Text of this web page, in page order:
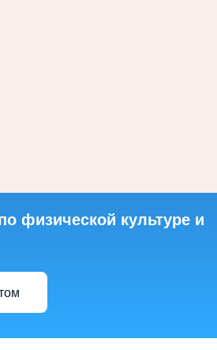
физической культуре и